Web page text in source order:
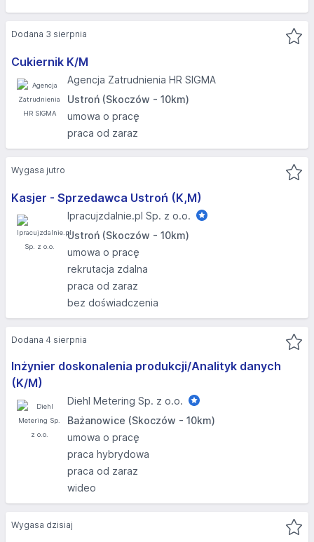
Cukiernik K/M
Agencja Zatrudnienia HR SIGMA
Ustroń (Skoczów - 10km)
umowa o pracę
praca od zaraz
Dodana 3 sierpnia
Kasjer - Sprzedawca Ustroń (K,M)
Ipracujzdalnie.pl Sp. z o.o.
Ustroń (Skoczów - 10km)
umowa o pracę
rekrutacja zdalna
praca od zaraz
bez doświadczenia
Wygasa jutro
Inżynier doskonalenia produkcji/Analityk danych
(K/M)
Diehl Metering Sp. z o.o.
Bażanowice (Skoczów - 10km)
umowa o pracę
praca hybrydowa
praca od zaraz
wideo
Dodana 4 sierpnia
Wygasa dzisiaj